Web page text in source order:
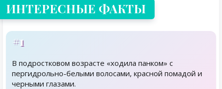
ИНТЕРЕСНЫЕ ФАКТЫ
#1
В подростковом возрасте «ходила панком» с
пергидрольно-белыми волосами, красной помадой и
черными глазами.